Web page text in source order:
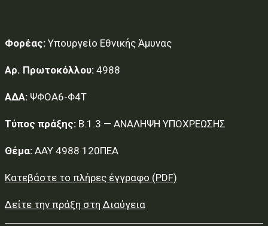
Φορέας: Υπουργείο Εθνικής Άμυνας
Αρ. Πρωτοκόλλου: 4988
ΑΔΑ: ΨΦΟΑ6-Φ4Τ
Τύπος πράξης: Β.1.3 — ΑΝΑΛΗΨΗ ΥΠΟΧΡΕΩΣΗΣ
Θέμα: AAY 4988 120ΠΕΑ
Κατεβάστε το πλήρες έγγραφο (PDF)
Δείτε την πράξη στη Διαύγεια